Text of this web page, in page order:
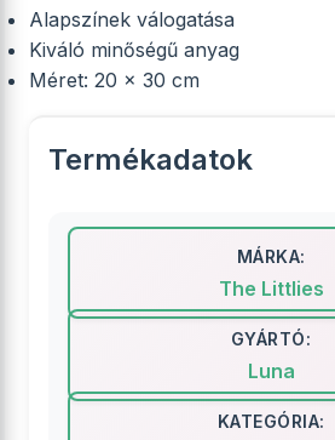
Alapszínek válogatása
Kiváló minőségű anyag
Méret: 20 × 30 cm
Termékadatok
MÁRKA:
The Littlies
GYÁRTÓ:
Luna
KATEGÓRIA: